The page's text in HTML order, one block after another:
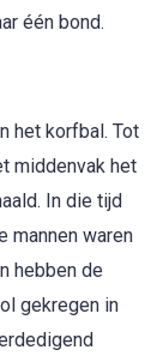
één bond.
het korfbal. Tot
middenvak het
In die tijd
mannen waren
hebben de
gekregen in